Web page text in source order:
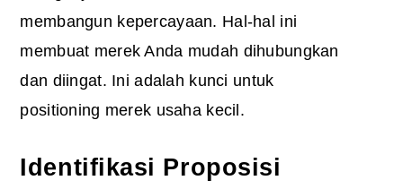
membangun kepercayaan. Hal-hal ini
membuat merek Anda mudah dihubungkan
dan diingat. Ini adalah kunci untuk
positioning merek usaha kecil.
Identifikasi Proposisi